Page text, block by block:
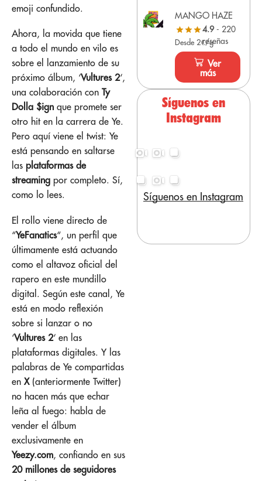
emoji confundido.
Ahora, la movida que tiene
a todo el mundo en vilo es
sobre el lanzamiento de su
próximo álbum, ‘Vultures 2‘,
una colaboración con Ty
Dolla $ign que promete ser
otro hit en la carrera de Ye.
Pero aquí viene el twist: Ye
está pensando en saltarse
las plataformas de
streaming por completo. Sí,
como lo lees.
El rollo viene directo de
“YeFanatics“, un perfil que
últimamente está actuando
como el altavoz oficial del
rapero en este mundillo
digital. Según este canal, Ye
está en modo reflexión
sobre si lanzar o no
‘Vultures 2‘ en las
plataformas digitales. Y las
palabras de Ye compartidas
en X(anteriormente Twitter)
no hacen más que echar
leña al fuego: habla de
vender el álbum
exclusivamente en
Yeezy.com, confiando en sus
20 millones de seguidores
MANGO HAZE
4.9- 220
reseñas
Desde 2€/g
Ver
más
Síguenos en
Instagram
Síguenos en Instagram